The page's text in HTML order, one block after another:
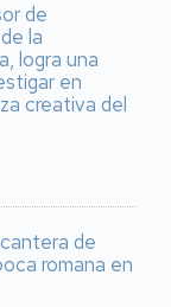
de
la
logra una
en
creativa del
de
romana en